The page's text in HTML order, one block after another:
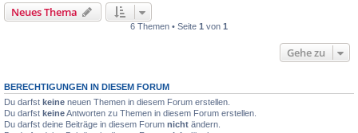
Neues Thema
6 Themen • Seite 1 von 1
Gehe zu
BERECHTIGUNGEN IN DIESEM FORUM
Du darfst keine neuen Themen in diesem Forum erstellen.
Du darfst keineAntworten zu Themen in diesem Forum erstellen.
Du darfst deine Beiträge in diesem Forum nicht ändern.